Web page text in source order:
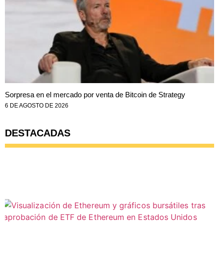
Sorpresa en el mercado por venta de Bitcoin de Strategy
6 DE AGOSTO DE 2026
DESTACADAS